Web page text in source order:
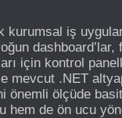
iş
dashboard’lar,
için kontrol
mevcut .NET
önemli ölçüde
de ön ucu